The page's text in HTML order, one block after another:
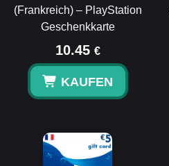
(Frankreich) – PlayStation
Geschenkkarte
10.45 €
KAUFEN